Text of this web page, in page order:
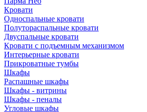
Кровати
Односпальные кровати
Полутораспальные кровати
Двуспальные кровати
Кровати с подъемным механизмом
Интерьерные кровати
Прикроватные тумбы
Шкафы
Распашные шкафы
Шкафы - витрины
Шкафы - пеналы
Угловые шкафы